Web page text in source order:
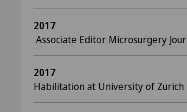
2017
Associate Editor Microsurgery
2017
Habilitation at University of Zurich